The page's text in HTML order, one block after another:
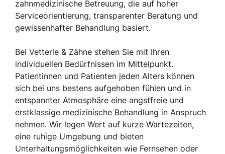
zahnmedizinische Betreuung, die auf hoher
Serviceorientierung, transparenter Beratung und
gewissenhafter Behandlung basiert.
Bei Vetterle & Zähne stehen Sie mit Ihren
individuellen Bedürfnissen im Mittelpunkt.
Patientinnen und Patienten jeden Alters können
sich bei uns bestens aufgehoben fühlen und in
entspannter Atmosphäre eine angstfreie und
erstklassige medizinische Behandlung in Anspruch
nehmen. Wir legen Wert auf kurze Wartezeiten,
eine ruhige Umgebung und bieten
Unterhaltungsmöglichkeiten wie Fernsehen oder